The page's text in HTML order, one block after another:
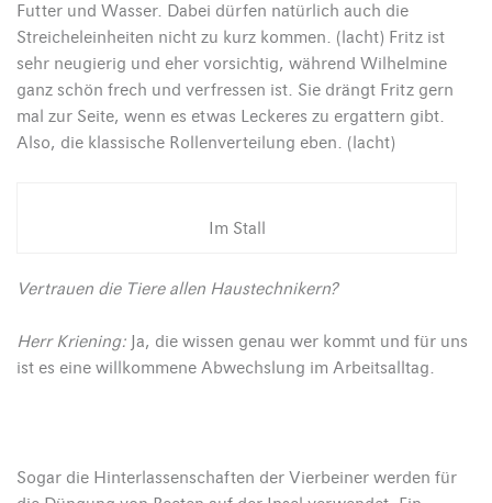
Futter und Wasser. Dabei dürfen natürlich auch die
Streicheleinheiten nicht zu kurz kommen. (lacht) Fritz ist
sehr neugierig und eher vorsichtig, während Wilhelmine
ganz schön frech und verfressen ist. Sie drängt Fritz gern
mal zur Seite, wenn es etwas Leckeres zu ergattern gibt.
Also, die klassische Rollenverteilung eben. (lacht)
Im Stall
Vertrauen die Tiere allen Haustechnikern?
Herr Kriening: Ja, die wissen genau wer kommt und für uns
ist es eine willkommene Abwechslung im Arbeitsalltag.
Sogar die Hinterlassenschaften der Vierbeiner werden für